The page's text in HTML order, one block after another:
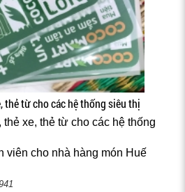
thẻ từ cho các hệ thống siêu thị
thẻ xe, thẻ từ cho các hệ thống
viên cho nhà hàng món Huế